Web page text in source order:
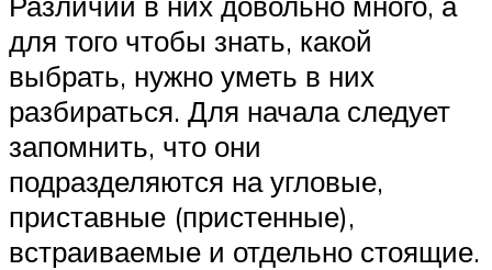
для того чтобы знать, какой
выбрать, нужно уметь в них
разбираться. Для начала следует
запомнить, что они
подразделяются на угловые,
приставные (пристенные),
встраиваемые и отдельно стоящие.